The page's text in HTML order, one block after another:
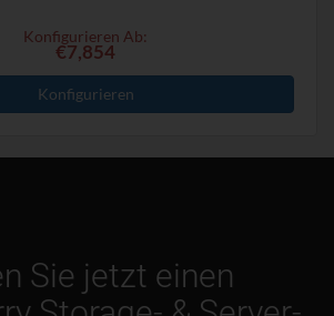
Konfigurieren Ab:
€7,854
Konfigurieren
Sie jetzt einen